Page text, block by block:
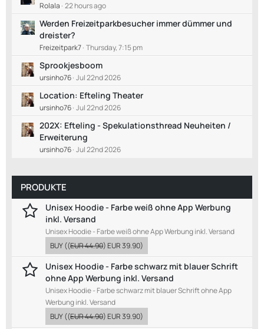
Rolala 22 hours ago
Werden Freizeitparkbesucher immer dümmer und
dreister?
Freizeitpark7 Thursday, 7:15 pm
Sprookjesboom
ursinho76 Jul 22nd 2026
Location: Efteling Theater
ursinho76 Jul 22nd 2026
202X: Efteling - Spekulationsthread Neuheiten /
Erweiterung
ursinho76 Jul 22nd 2026
PRODUKTE
Unisex Hoodie - Farbe weiß ohne App Werbung
inkl. Versand
Unisex Hoodie - Farbe weiß ohne App Werbung inkl. Versand
BUY((EUR 44.90)EUR 39.90)
Unisex Hoodie - Farbe schwarz mit blauer Schrift
ohne App Werbung inkl. Versand
Unisex Hoodie - Farbe schwarz mit blauer Schrift ohne App
Werbung inkl. Versand
BUY((EUR 44.90)EUR 39.90)